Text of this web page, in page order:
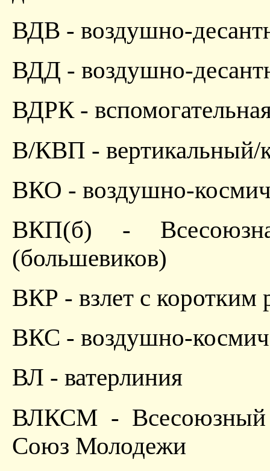
ВДВ - воздушно-
ВДД - воздушно-
ВДРК -
В/КВП - вертикальный/
ВКО - воздушно-
ВКП(б) -
(большевиков)
ВКР - взлет с коротким
ВКС - воздушно-
ВЛ - ватерлиния
ВЛКСМ - Всесоюзный
Союз Молодежи